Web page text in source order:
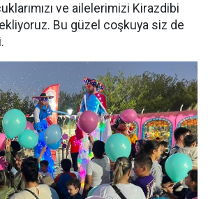
ve ailelerimizi Kirazdibi
Bu güzel coşkuya siz de